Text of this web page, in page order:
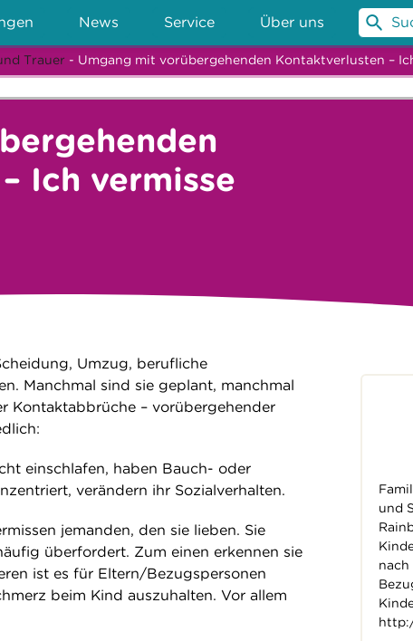
News Service Über uns
Trauer - Umgang mit vorübergehenden Kontaktverlusten –
Ich vermisse
Umzug, berufliche
Manchmal sind sie geplant, manchmal
Kontaktabbrüche – vorübergehender
einschlafen, haben Bauch- oder
verändern ihr Sozialverhalten.
jemanden, den sie lieben. Sie
überfordert. Zum einen erkennen sie
ist es für Eltern/Bezugspersonen
beim Kind auszuhalten. Vor allem
und
nach